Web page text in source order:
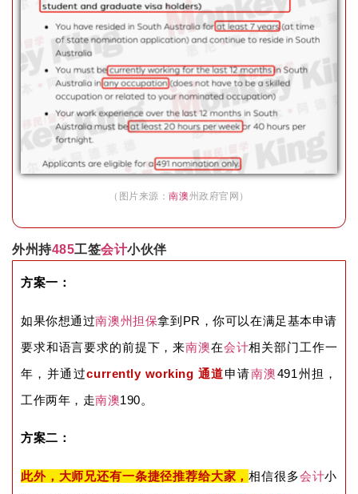
（图片来源：南澳州政府官网）
外州持485工签会计小伙伴
方案一：
如果你想通过南澳州担保拿到PR，你可以在满足基本申请
要求和语言要求的前提下，来南澳在会计相关部门工作一
年，并通过currently working 通道申请南澳491州担，
工作两年，走南澳190。
方案二：
此外，大师兄还有一条捷径推荐给大家，相信很多会计小